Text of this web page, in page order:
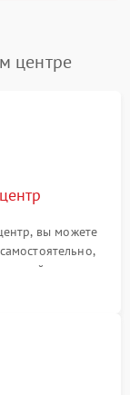
центре
вы можете
сайте